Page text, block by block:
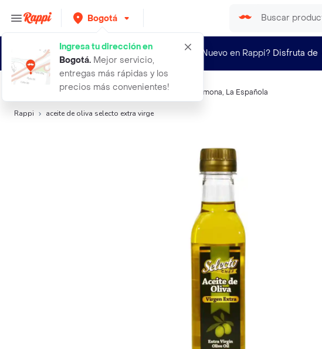
Bogotá
Ingresa tu dirección en
Bogotá. Mejor servicio,
entregas más rápidas y los
precios más convenientes!
¿Nuevo en Rappi? Disfruta de
Búsquedas relacionadas:Aceite,Selecto,Premier Pomona, La Española
Rappi aceite de oliva selecto extra virge